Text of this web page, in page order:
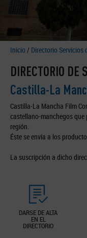
Inicio / Directorio Servicios
DIRECTORIO DE
Castilla-La
Castilla-La Mancha Film
castellano-manchegos
región.
Éste se envía a los
La suscripción a dicho
DARSE DE ALTA
EN EL
DIRECTORIO